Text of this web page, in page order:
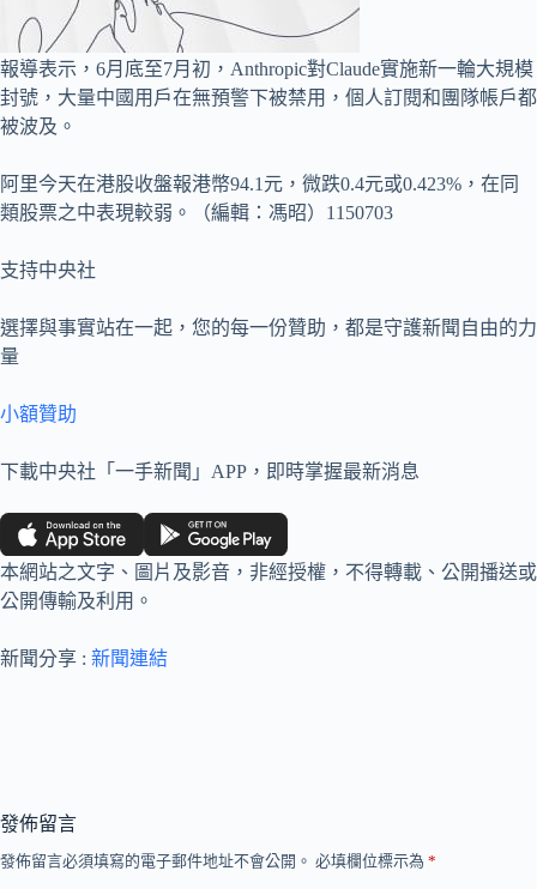
報導表示，6月底至7月初，Anthropic對Claude實施新一輪大規模
封號，大量中國用戶在無預警下被禁用，個人訂閱和團隊帳戶都
被波及。
阿里今天在港股收盤報港幣94.1元，微跌0.4元或0.423%，在同
類股票之中表現較弱。（編輯：馮昭）1150703
支持中央社
選擇與事實站在一起，您的每一份贊助，都是守護新聞自由的力
量
小額贊助
下載中央社「一手新聞」APP，即時掌握最新消息
本網站之文字、圖片及影音，非經授權，不得轉載、公開播送或
公開傳輸及利用。
新聞分享 : 新聞連結
發佈留言
發佈留言必須填寫的電子郵件地址不會公開。 必填欄位標示為 *